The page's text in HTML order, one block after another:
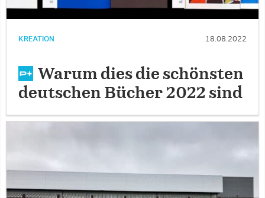
KREATION 18.08.2022
Warum dies die schönsten
deutschen Bücher 2022 sind